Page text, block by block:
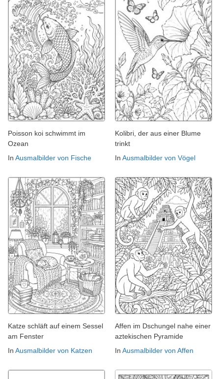
Poisson koi schwimmt im
Ozean
In Ausmalbilder von Fische
Kolibri, der aus einer Blume
trinkt
In Ausmalbilder von Vögel
Katze schläft auf einem Sessel
am Fenster
In Ausmalbilder von Katzen
Affen im Dschungel nahe einer
aztekischen Pyramide
In Ausmalbilder von Affen